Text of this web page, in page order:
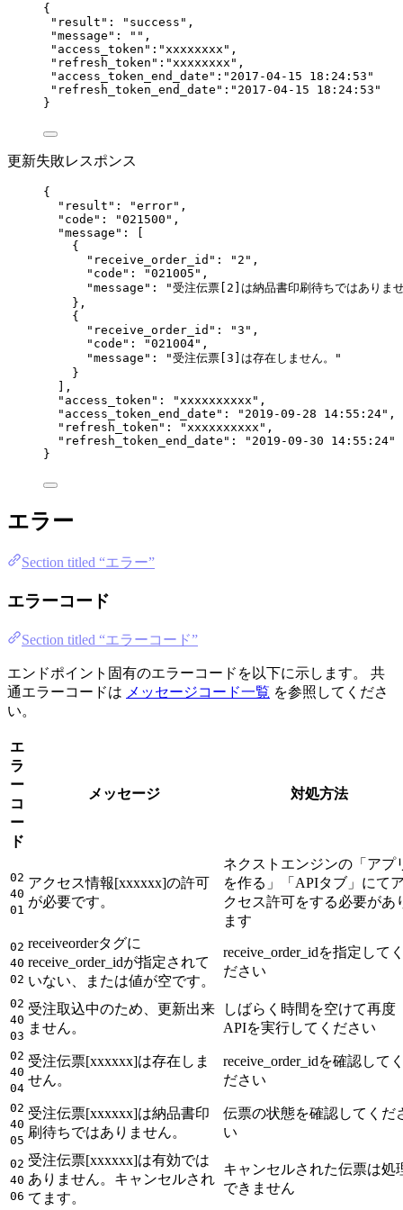
{
"result" : " success " ,
"message" : "" ,
"access_token" : " xxxxxxxx " ,
"refresh_token" : " xxxxxxxx " ,
"access_token_end_date" : " 2017-04-15 18:24:53 "
" refresh_token_end_date " : " 2017-04-15 18:24:53 "
}
更新失敗レスポンス
{
"result" : "error" ,
"code" : "021500 " ,
"message" : [
{
"receive_order_id" : " 2 " ,
"code" : "021005 " ,
"message" : "受注伝票[2]は納品書印刷待ちではありま
},
{
"receive_order_id" : "3 " ,
"code" : "021004" ,
"message" : "受注伝票[3]は存在しません。
"
}
],
"access_token" : " xxxxxxxxxx " ,
"access_token_end_date" : " 2019-09-28 14:55:24" ,
"refresh_token" : " xxxxxxxxxx " ,
"refresh_token_end_date" : " 2019-09-30 14:55:24"
}
エラー
Section titled “エラー”
エラーコード
Section titled “エラーコード”
エンドポイント固有のエラーコードを以下に示します。 共
通エラーコードは メッセージコード一覧 を参照してくださ
い。
エ
ラ
ー
コ
ー
ド
メッセージ 対処方法
02
40
01
アクセス情報[xxxxxx]の許可
が必要です。
ネクストエンジンの「アプ
を作る」「APIタブ」にて
クセス許可をする必要があ
ます
02
40
02
receiveorderタグに
receive_order_idが指定されて
いない、または値が空です。
receive_order_idを指定して
ださい
02
40
03
受注取込中のため、更新出来
ません。
しばらく時間を空けて再度
APIを実行してください
02
40
04
受注伝票[xxxxxx]は存在しま
せん。
receive_order_idを確認して
ださい
02
40
05
受注伝票[xxxxxx]は納品書印
刷待ちではありません。
伝票の状態を確認してくだ
い
02
40
06
受注伝票[xxxxxx]は有効では
ありません。キャンセルされ
てます。
キャンセルされた伝票は処
できません